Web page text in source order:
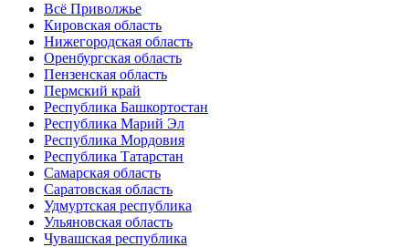
Всё Приволжье
Кировская область
Нижегородская область
Оренбургская область
Пензенская область
Пермский край
Республика Башкортостан
Республика Марий Эл
Республика Мордовия
Республика Татарстан
Самарская область
Саратовская область
Удмуртская республика
Ульяновская область
Чувашская республика